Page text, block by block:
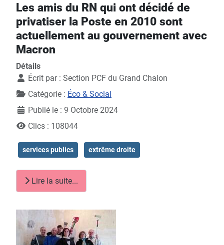
Les amis du RN qui ont décidé de
privatiser la Poste en 2010 sont
actuellement au gouvernement avec
Macron
Détails
Écrit par : Section PCF du Grand Chalon
Catégorie : Éco & Social
Publié le : 9 Octobre 2024
Clics : 108044
services publics extrême droite
Lire la suite...